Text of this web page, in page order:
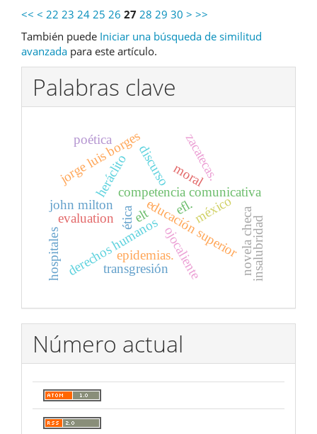
<< < 22 23 24 25 26 27 28 29 30 > >>
También puede Iniciar una búsqueda de similitud
avanzada para este artículo.
Palabras clave
discurso
competencia comunicativa
educación superior
jorge luis borges
heráclito
john milton
derechos humanos
ética
moral
méxico novela checa
evaluation elt efl.
ojocaliente
zacatecas.
hospitales insalubridad
epidemias.
poética
transgresión
Número actual